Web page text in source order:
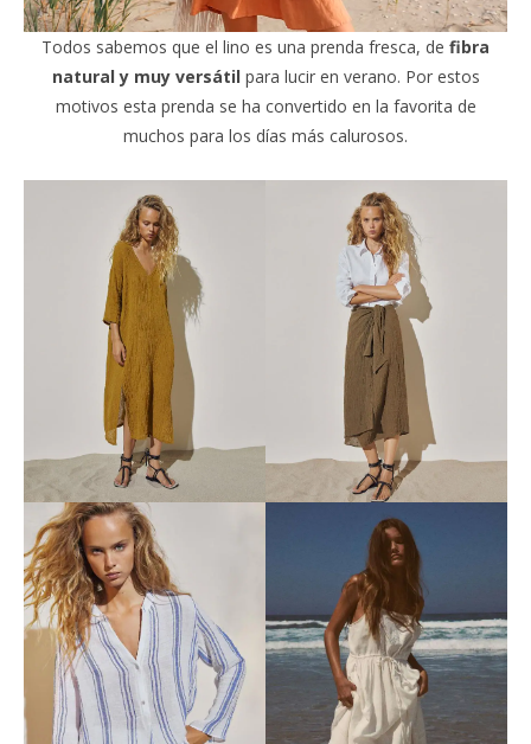
Todos sabemos que el lino es una prenda fresca, de fibra
natural y muy versátil para lucir en verano. Por estos
motivos esta prenda se ha convertido en la favorita de
muchos para los días más calurosos.